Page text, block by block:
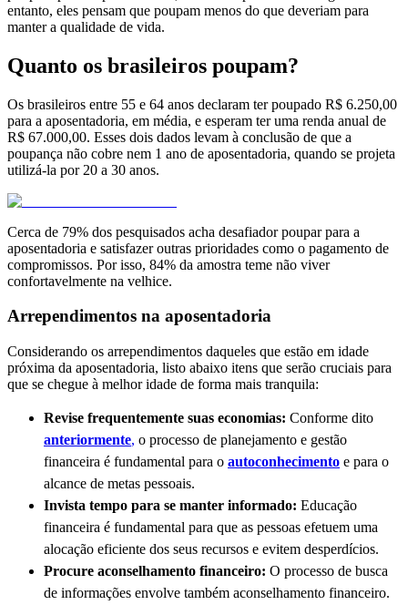
entanto, eles pensam que poupam menos do que deveriam para
manter a qualidade de vida.
Quanto os brasileiros poupam?
Os brasileiros entre 55 e 64 anos declaram ter poupado R$ 6.250,00
para a aposentadoria, em média, e esperam ter uma renda anual de
R$ 67.000,00. Esses dois dados levam à conclusão de que a
poupança não cobre nem 1 ano de aposentadoria, quando se projeta
utilizá-la por 20 a 30 anos.
Cerca de 79% dos pesquisados acha desafiador poupar para a
aposentadoria e satisfazer outras prioridades como o pagamento de
compromissos. Por isso, 84% da amostra teme não viver
confortavelmente na velhice.
Arrependimentos na aposentadoria
Considerando os arrependimentos daqueles que estão em idade
próxima da aposentadoria, listo abaixo itens que serão cruciais para
que se chegue à melhor idade de forma mais tranquila:
Revise frequentemente suas economias: Conforme dito
anteriormente, o processo de planejamento e gestão
financeira é fundamental para o autoconhecimento e para o
alcance de metas pessoais.
Invista tempo para se manter informado: Educação
financeira é fundamental para que as pessoas efetuem uma
alocação eficiente dos seus recursos e evitem desperdícios.
Procure aconselhamento financeiro: O processo de busca
de informações envolve também aconselhamento financeiro.